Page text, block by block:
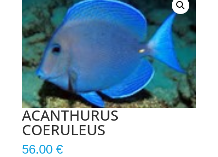
ACANTHURUS
COERULEUS
56.00 €